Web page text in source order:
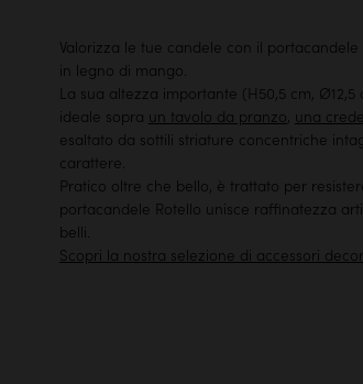
Valorizza le tue candele con il
in legno di mango.
La sua altezza importante (H50,5 cm,
ideale sopra un tavolo da pranzo, una
esaltato da sottili striature concentriche
carattere.
Pratico oltre che bello, è trattato per
portacandele Rotello unisce raffinatezza
belli.
Scopri la nostra selezione di accessori